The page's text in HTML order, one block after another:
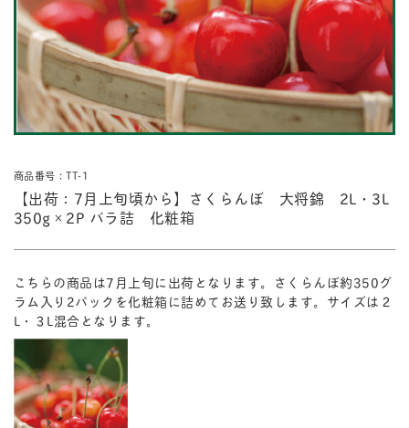
商品番号：TT-1
【出荷：7月上旬頃から】さくらんぼ 大将錦 2L・3L
350g×2P バラ詰 化粧箱
こちらの商品は7月上旬に出荷となります。さくらんぼ約350グ
ラム入り2パックを化粧箱に詰めてお送り致します。サイズは２
L・３L混合となります。